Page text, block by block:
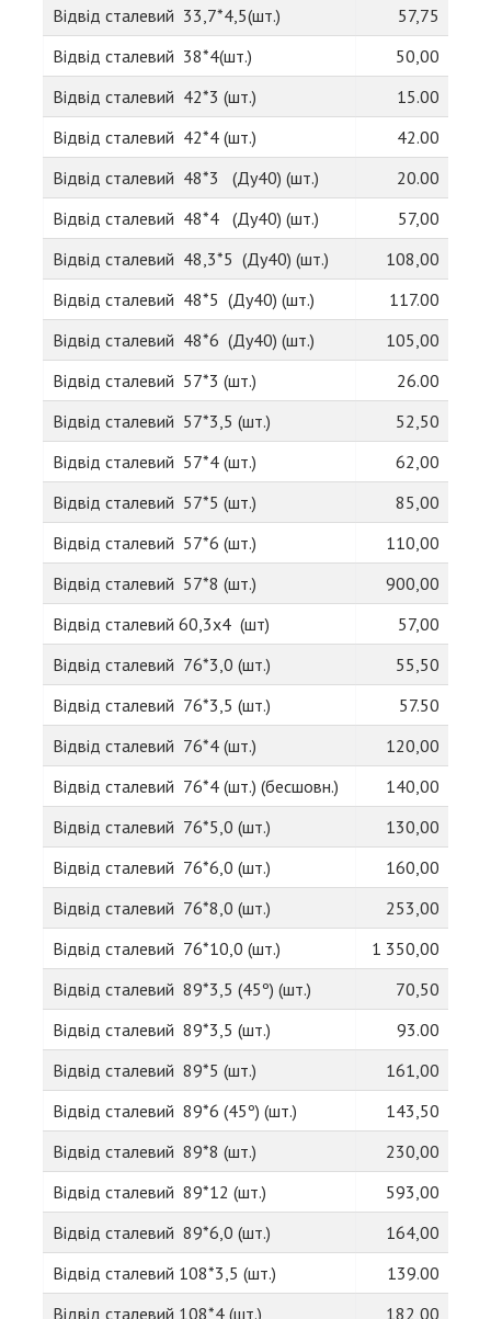
Відвід сталевий 33,7*4,5(шт.)
57,75
Відвід сталевий 38*4(шт.)
50,00
Відвід сталевий 42*3 (шт.)
15.00
Відвід сталевий 42*4 (шт.)
42.00
Відвід сталевий 48*3 (Ду40) (шт.)
20.00
Відвід сталевий 48*4 (Ду40) (шт.)
57,00
Відвід сталевий 48,3*5 (Ду40) (шт.)
108,00
Відвід сталевий 48*5 (Ду40) (шт.)
117.00
Відвід сталевий 48*6 (Ду40) (шт.)
105,00
Відвід сталевий 57*3 (шт.)
26.00
Відвід сталевий 57*3,5 (шт.)
52,50
Відвід сталевий 57*4 (шт.)
62,00
Відвід сталевий 57*5 (шт.)
85,00
Відвід сталевий 57*6 (шт.)
110,00
Відвід сталевий 57*8 (шт.)
900,00
Відвід сталевий 60,3х4 (шт)
57,00
Відвід сталевий 76*3,0 (шт.)
55,50
Відвід сталевий 76*3,5 (шт.)
57.50
Відвід сталевий 76*4 (шт.)
120,00
Відвід сталевий 76*4 (шт.) (бесшовн.)
140,00
Відвід сталевий 76*5,0 (шт.)
130,00
Відвід сталевий 76*6,0 (шт.)
160,00
Відвід сталевий 76*8,0 (шт.)
253,00
Відвід сталевий 76*10,0 (шт.)
1 350,00
Відвід сталевий 89*3,5 (45º) (шт.)
70,50
Відвід сталевий 89*3,5 (шт.)
93.00
Відвід сталевий 89*5 (шт.)
161,00
Відвід сталевий 89*6 (45º) (шт.)
143,50
Відвід сталевий 89*8 (шт.)
230,00
Відвід сталевий 89*12 (шт.)
593,00
Відвід сталевий 89*6,0 (шт.)
164,00
Відвід сталевий 108*3,5 (шт.)
139.00
Відвід сталевий 108*4 (шт.)
182,00